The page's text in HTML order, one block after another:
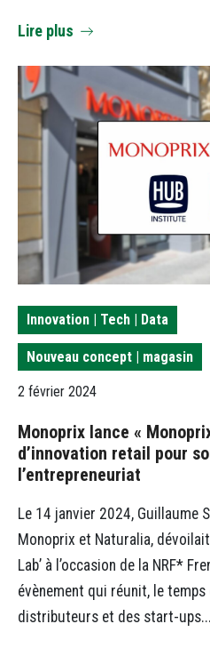
Lire plus
Innovation | Tech | Data
Nouveau concept | magasin
2 février 2024
Monoprix lance «
d’innovation retail pour
l’entrepreneuriat
Le 14 janvier 2024, Guillaume
Monoprix et Naturalia,
Lab’ à l’occasion de la NRF*
évènement qui réunit, le temps
distributeurs et des start-ups...